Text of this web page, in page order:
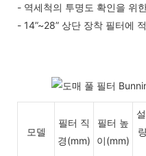
- 역세척의 투명도 확인을 위
- 14”~28” 상단 장착 필터에
모델
필터 직
경(mm)
필터 높
이(mm)